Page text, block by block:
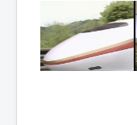
Références
Fanservice